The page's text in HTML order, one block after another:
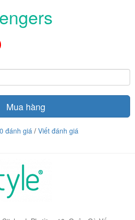
Mua hàng
0 đánh giá / Viết đánh giá